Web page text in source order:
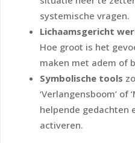
systemische vragen.
Lichaamsgericht
Hoe groot is het
maken met adem of
Symbolische tools
‘Verlangensboom’ of
helpende gedachten
activeren.